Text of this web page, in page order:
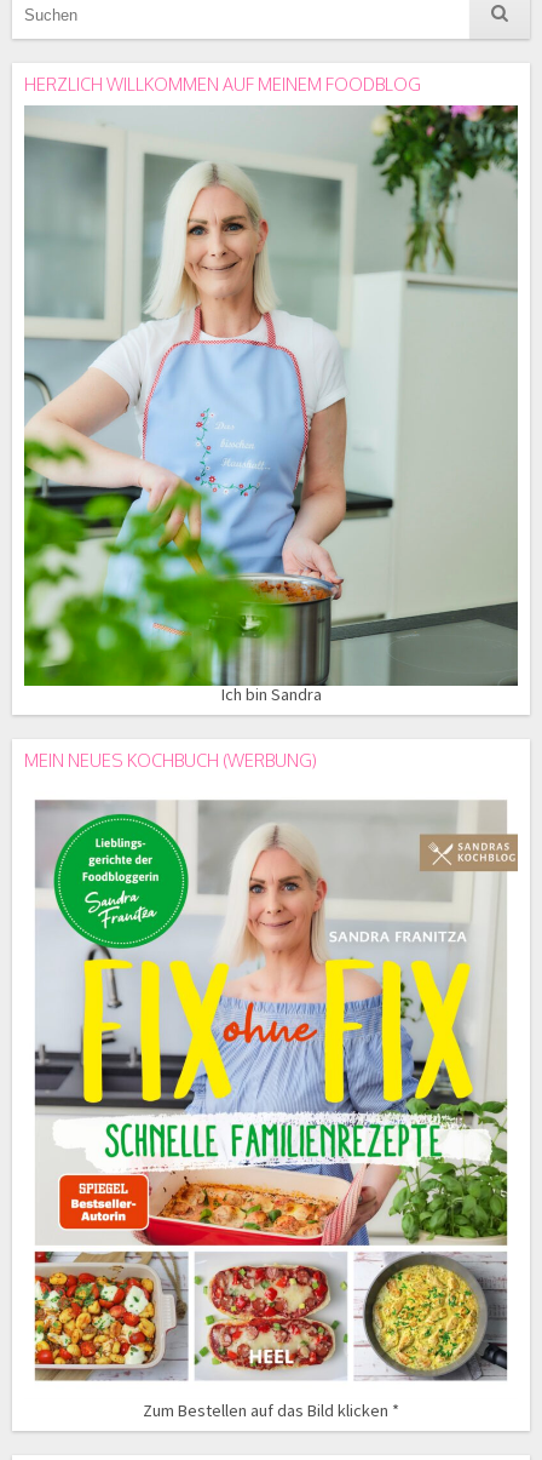
HERZLICH WILLKOMMEN AUF MEINEM FOODBLOG
Ich bin Sandra
MEIN NEUES KOCHBUCH (WERBUNG)
Zum Bestellen auf das Bild klicken *